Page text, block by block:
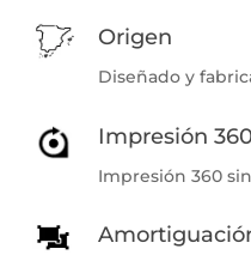
Origen
Diseñado y
Impresión 360
Impresión 360